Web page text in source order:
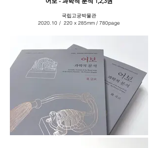
국립고궁박물관
2020.10/220 x 285mm / 780page